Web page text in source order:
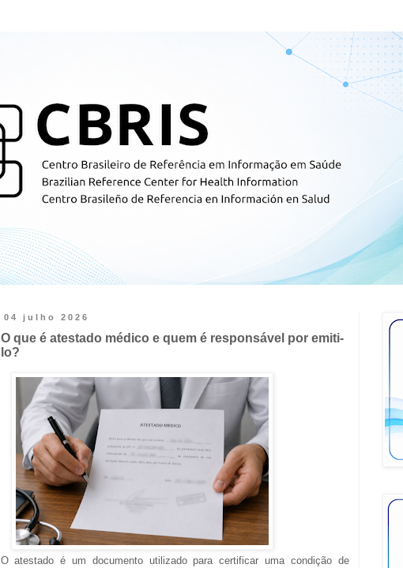
04 julho 2026
O que é atestado médico e quem é responsável por emiti-
lo?
O atestado é um documento utilizado para certificar uma condição de